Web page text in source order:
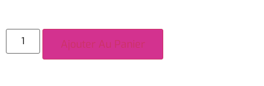
Ajouter Au Panier